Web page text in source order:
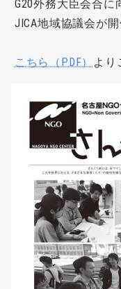
G20外務大臣会合
JICA地域協議会が
こちら（PDF） より